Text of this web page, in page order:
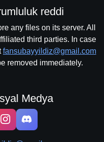
reddi
any files on its server. All
third parties. In case
fansubayyildiz@gmail.com
removed immediately.
Medya